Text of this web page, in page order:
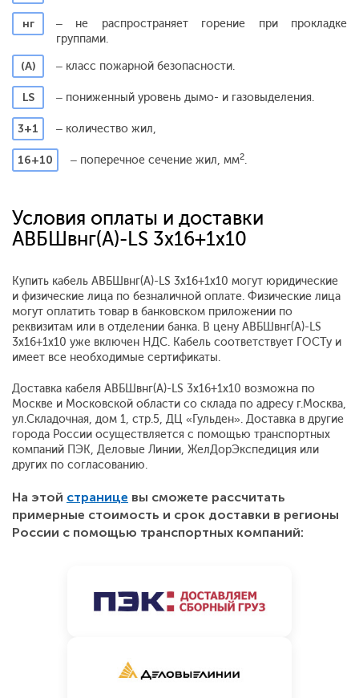
нг
– не распространяет горение при прокладке
группами.
(А)
– класс пожарной безопасности.
LS – пониженный уровень дымо- и газовыделения.
3+1 – количество жил,
16+10 – поперечное сечение жил, мм2.
Условия оплаты и доставки
АВБШвнг(A)-LS 3x16+1x10
Купить кабель АВБШвнг(A)-LS 3x16+1x10 могут юридические
и физические лица по безналичной оплате. Физические лица
могут оплатить товар в банковском приложении по
реквизитам или в отделении банка. В цену АВБШвнг(A)-LS
3x16+1x10 уже включен НДС. Кабель соответствует ГОСТу и
имеет все необходимые сертификаты.
Доставка кабеля АВБШвнг(A)-LS 3x16+1x10 возможна по
Москве и Московской области со склада по адресу г.Москва,
ул.Складочная, дом 1, стр.5, ДЦ «Гульден». Доставка в другие
города России осуществляется с помощью транспортных
компаний ПЭК, Деловые Линии, ЖелДорЭкспедиция или
других по согласованию.
На этой странице вы сможете рассчитать
примерные стоимость и срок доставки в регионы
России с помощью транспортных компаний: